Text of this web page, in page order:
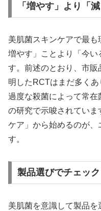
「増やす」より「
美肌菌スキンケアで最
増やす」ことより「今
す。前述のとおり、市
明したRCTはまだ多く
過度な殺菌によって常
の研究で示唆されてい
ケア」から始めるのが
す。
製品選びでチェッ
美肌菌を意識して製品